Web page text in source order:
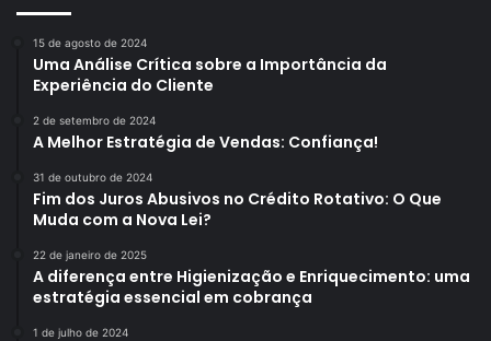
15 de agosto de 2024
Uma Análise Crítica sobre a Importância da
Experiência do Cliente
2 de setembro de 2024
A Melhor Estratégia de Vendas: Confiança!
31 de outubro de 2024
Fim dos Juros Abusivos no Crédito Rotativo: O Que
Muda com a Nova Lei?
22 de janeiro de 2025
A diferença entre Higienização e Enriquecimento: uma
estratégia essencial em cobrança
1 de julho de 2024